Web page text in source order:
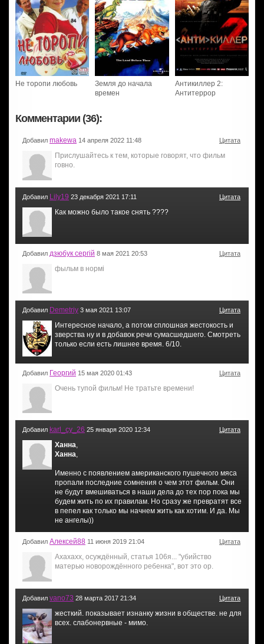
Не торопи любовь
Земля до начала
времен
Антикиллер 2:
Антитеррор
Комментарии (36):
Добавил makewa 14 апреля 2022 11:48 Цитата
Прислушайтесь к тем, которые говорят, что фильм
говно.
Добавил Lily19 23 декабря 2021 17:11 Цитата
Как можно было такое снять ????
Добавил дзюбук сергій 8 мая 2021 20:53 Цитата
фыльм в нормі
Добавил Demetriy 3 мая 2021 13:07 Цитата
Интересное начало, а потом сплошная жестокость и
зверства ну и в добавок речи сумасшедшего. Смотреть
только если есть лишнее время. 6/10.
Добавил Георгий 15 мая 2020 01:43 Цитата
Очень тупой фильм! Не тратьте времени!
Добавил karl_cy_26 25 января 2020 12:34 Цитата
Ханна,
Ханна,
Именно с появлением американского пушечного мяса
пропали последние сомнения о чем этот фильм. Они
не будут вмешиваться в наши дела до тех пор пока мы
будем жить по их правилам. Но сразу же превратят все
в пепел как только мы начнем жить как хотим. И да. Мы
не ангелы))
Добавил Алексей88 11 июня 2019 21:04 Цитата
Ахахахх, осуждённый, статья 106я... "убийство
матерью новорождённого ребенка", вот это ор.
Добавил vano73 28 марта 2017 21:34 Цитата
жесткий. показывает изнанку жизни в обществе. не для
всех. слабонервные - мимо.